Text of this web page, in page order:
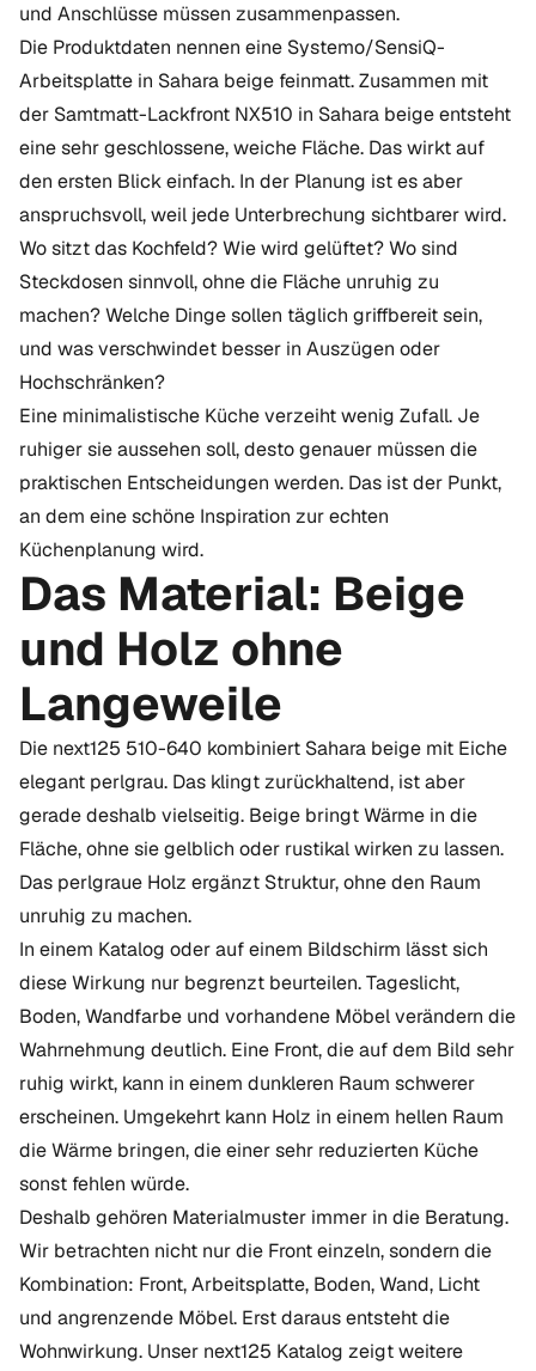
und Anschlüsse müssen zusammenpassen.
Die Produktdaten nennen eine Systemo/SensiQ-
Arbeitsplatte in Sahara beige feinmatt. Zusammen mit
der Samtmatt-Lackfront NX510 in Sahara beige entsteht
eine sehr geschlossene, weiche Fläche. Das wirkt auf
den ersten Blick einfach. In der Planung ist es aber
anspruchsvoll, weil jede Unterbrechung sichtbarer wird.
Wo sitzt das Kochfeld? Wie wird gelüftet? Wo sind
Steckdosen sinnvoll, ohne die Fläche unruhig zu
machen? Welche Dinge sollen täglich griffbereit sein,
und was verschwindet besser in Auszügen oder
Hochschränken?
Eine minimalistische Küche verzeiht wenig Zufall. Je
ruhiger sie aussehen soll, desto genauer müssen die
praktischen Entscheidungen werden. Das ist der Punkt,
an dem eine schöne Inspiration zur echten
Küchenplanung wird.
Das Material: Beige
und Holz ohne
Langeweile
Die next125 510-640 kombiniert Sahara beige mit Eiche
elegant perlgrau. Das klingt zurückhaltend, ist aber
gerade deshalb vielseitig. Beige bringt Wärme in die
Fläche, ohne sie gelblich oder rustikal wirken zu lassen.
Das perlgraue Holz ergänzt Struktur, ohne den Raum
unruhig zu machen.
In einem Katalog oder auf einem Bildschirm lässt sich
diese Wirkung nur begrenzt beurteilen. Tageslicht,
Boden, Wandfarbe und vorhandene Möbel verändern die
Wahrnehmung deutlich. Eine Front, die auf dem Bild sehr
ruhig wirkt, kann in einem dunkleren Raum schwerer
erscheinen. Umgekehrt kann Holz in einem hellen Raum
die Wärme bringen, die einer sehr reduzierten Küche
sonst fehlen würde.
Deshalb gehören Materialmuster immer in die Beratung.
Wir betrachten nicht nur die Front einzeln, sondern die
Kombination: Front, Arbeitsplatte, Boden, Wand, Licht
und angrenzende Möbel. Erst daraus entsteht die
Wohnwirkung. Unser next125 Katalog zeigt weitere